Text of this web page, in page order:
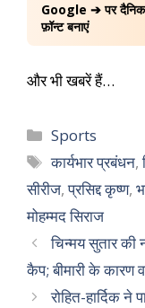
Google ➔ पर दैनिक
फ़ॉन्ट बनाएं
और भी खबरें हैं…
Sports
कार्यभार प्रबंधन,
सीरीज,प्रसिद्द कृष्ण,
मोहम्मद सिराज
चिन्मय सुतार
कैप; बीमारी के
रोहित-हार्दिक